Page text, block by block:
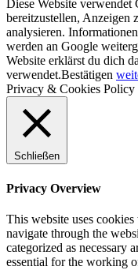
Diese Website
bereitzustellen, Anzeigen
analysieren.
werden an Google
Website erklärst du dich
verwendet.Bestätigen
Privacy & Cookies Policy
Schließen
Privacy Overview
This website uses
navigate through the
categorized as necessary
essential for the working